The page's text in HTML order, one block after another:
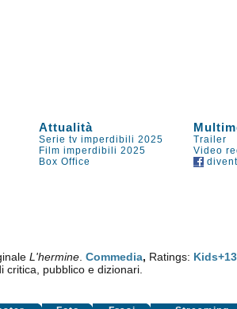
Attualità
Serie tv imperdibili 2025 Trailer
Film imperdibili 2025 Video
Box Office
L'hermine. Commedia, Ratings: Kids+13
critica, pubblico e dizionari.